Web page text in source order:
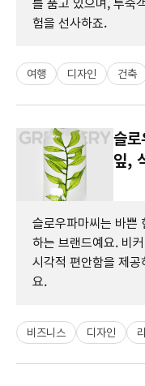
를 품고 있으며, 투숙
험을 선사하죠.
여행 디자인 건축
슬로
잎,
슬로우파마씨는 바쁜
하는 브랜드예요. 비
시각적 편안함을 제공
요.
비즈니스 디자인